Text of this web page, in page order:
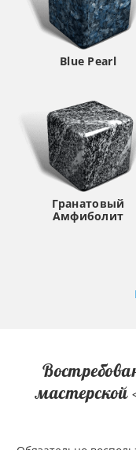
Blue Pearl
Гранатовый
Амфиболит
мастерской